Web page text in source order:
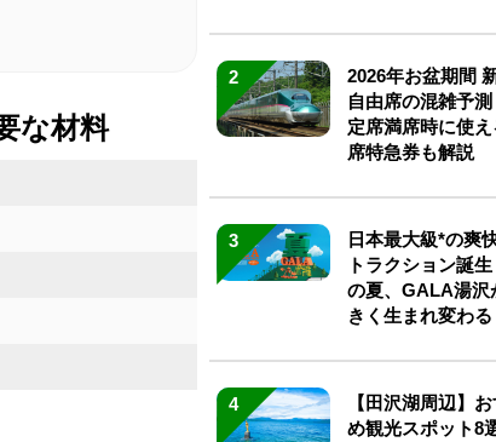
な材料
2
2026年お盆期間
自由席の混雑予
定席満席時に使
席特急券も解説
3
日本最大級*の爽
トラクション誕生
の夏、GALA湯沢
きく生まれ変わる
4
【田沢湖周辺】
め観光スポット8